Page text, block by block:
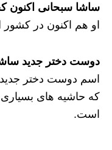
ساشا سبحانی اکنون
او هم اکنون در کشور
دوست دختر جدید
اسم دوست دختر
که حاشیه های بسیاری
است.